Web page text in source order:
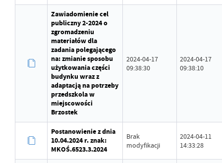
Zawiadomienie cel
publiczny 2-2024 o
zgromadzeniu
materiałów dla
zadania polegającego
na: zmianie sposobu
użytkowania części
budynku wraz z
adaptacją na potrzeby
przedszkola w
miejscowości
Brzostek
2024-04-17
09:38:30
2024-04-17
09:38:10
Postanowienie z dnia
10.04.2024 r. znak:
MKOŚ.6523.3.2024
Brak
modyfikacji
2024-04-11
14:33:28